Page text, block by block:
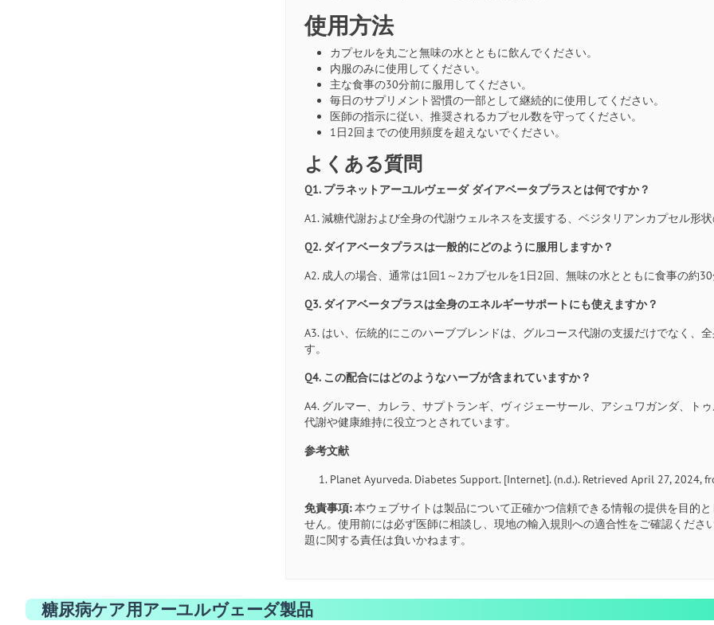
使用方法
カプセルを丸ごと無味の水とともに飲んでください。
内服のみに使用してください。
主な食事の30分前に服用してください。
毎日のサプリメント習慣の一部として継続的に使用してください。
医師の指示に従い、推奨されるカプセル数を守ってください。
1日2回までの使用頻度を超えないでください。
よくある質問
Q1. プラネットアーユルヴェーダ ダイアベータプラスとは何ですか？
A1. 減糖代謝および全身の代謝ウェルネスを支援する、ベジタリアンカプセル形
Q2. ダイアベータプラスは一般的にどのように服用しますか？
A2. 成人の場合、通常は1回1～2カプセルを1日2回、無味の水とともに食事の約30
Q3. ダイアベータプラスは全身のエネルギーサポートにも使えますか？
A3. はい、伝統的にこのハーブブレンドは、グルコース代謝の支援だけでなく、
す。
Q4. この配合にはどのようなハーブが含まれていますか？
A4. グルマー、カレラ、サプトランギ、ヴィジェーサール、アシュワガンダ、ト
代謝や健康維持に役立つとされています。
参考文献
Planet Ayurveda. Diabetes Support. [Internet]. (n.d.). Retrieved April 27, 2024,
免責事項:本ウェブサイトは製品について正確かつ信頼できる情報の提供を目的
せん。使用前には必ず医師に相談し、現地の輸入規則への適合性をご確認くだ
題に関する責任は負いかねます。
糖尿病ケア用アーユルヴェーダ製品